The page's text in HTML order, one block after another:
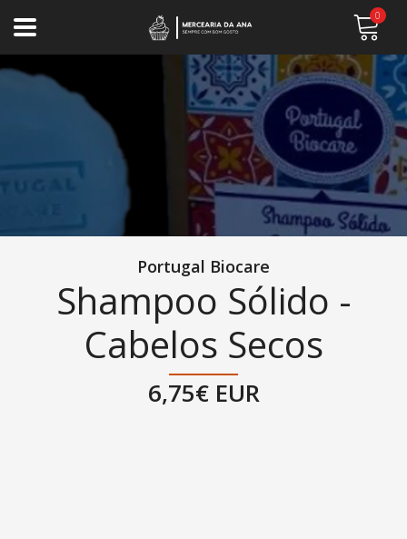
0
Portugal Biocare
Shampoo Sólido -
Cabelos Secos
6,75€ EUR